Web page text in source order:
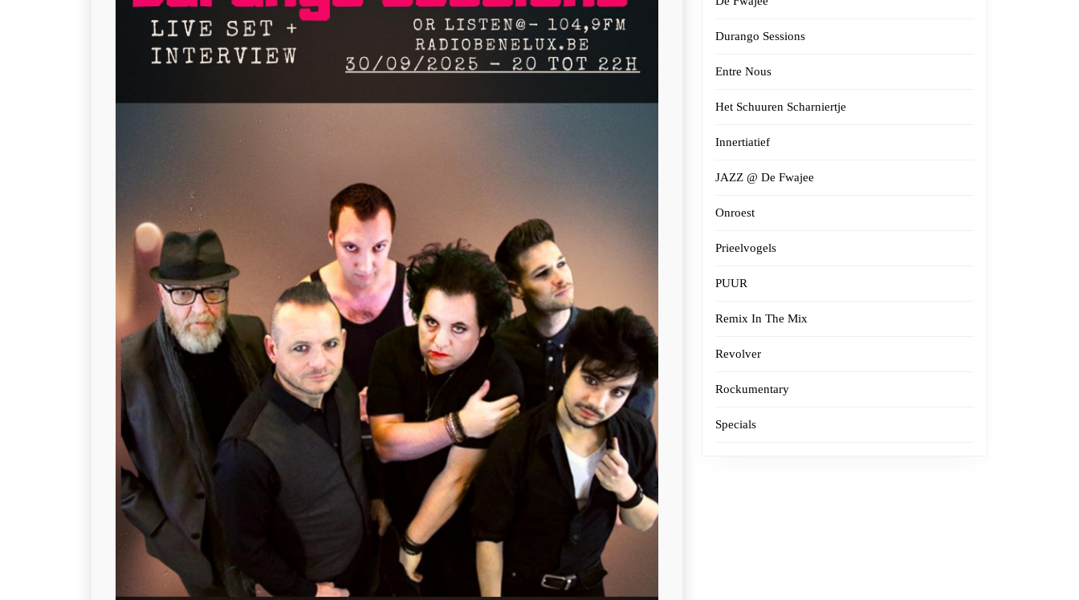
Durango Sessions
Entre Nous
Het Schuuren Scharniertje
Innertiatief
JAZZ @ De Fwajee
Onroest
Prieelvogels
PUUR
Remix In The Mix
Revolver
Rockumentary
Specials